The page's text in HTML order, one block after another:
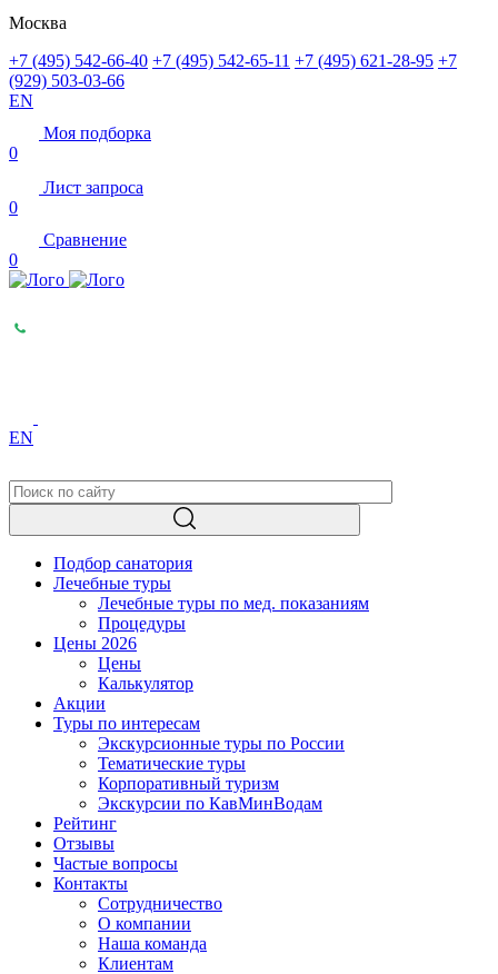
Москва
+7 (495) 542-66-40 +7 (495) 542-65-11 +7 (495) 621-28-95 +7
(929) 503-03-66
EN
Моя подборка
0
Лист запроса
0
Сравнение
0
EN
Подбор санатория
Лечебные туры
Лечебные туры по мед. показаниям
Процедуры
Цены 2026
Цены
Калькулятор
Акции
Туры по интересам
Экскурсионные туры по России
Тематические туры
Корпоративный туризм
Экскурсии по КавМинВодам
Рейтинг
Отзывы
Частые вопросы
Контакты
Сотрудничество
О компании
Наша команда
Клиентам